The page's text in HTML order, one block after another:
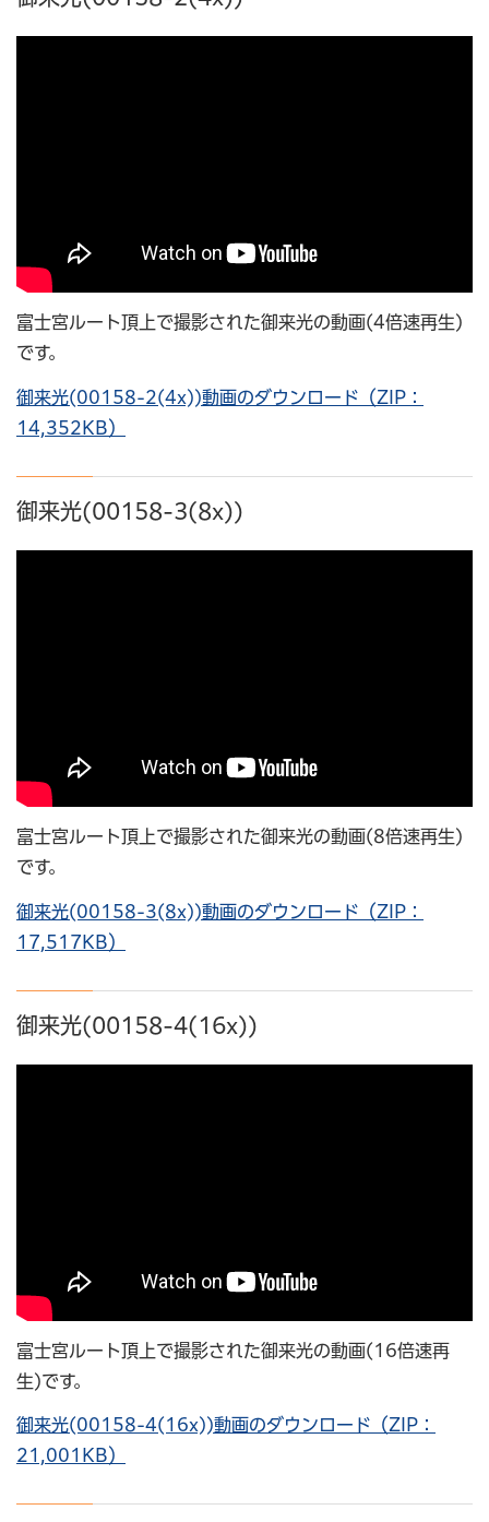
富士宮ルート頂上で撮影された御来光の動画(4倍速再生)
です。
御来光(00158-2(4x))動画のダウンロード（ZIP：
14,352KB）
御来光(00158-3(8x))
富士宮ルート頂上で撮影された御来光の動画(8倍速再生)
です。
御来光(00158-3(8x))動画のダウンロード（ZIP：
17,517KB）
御来光(00158-4(16x))
富士宮ルート頂上で撮影された御来光の動画(16倍速再
生)です。
御来光(00158-4(16x))動画のダウンロード（ZIP：
21,001KB）